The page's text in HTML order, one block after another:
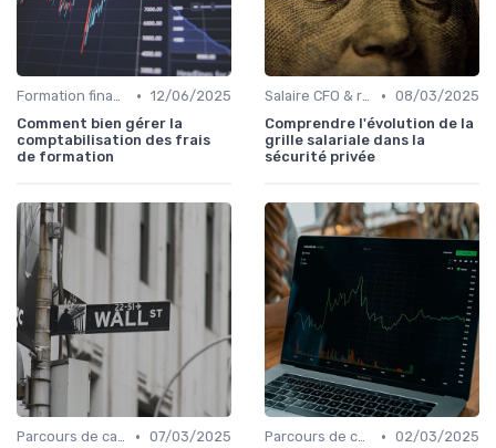
Formation finance & upskilling • 12/06/2025
Comment bien gérer la
comptabilisation des frais
de formation
Salaire CFO & rémunération variable • 08/03/2025
Comprendre l'évolution de la
grille salariale dans la
sécurité privée
Parcours de carrière en finance • 07/03/2025
Parcours de carrière en finance • 02/03/2025